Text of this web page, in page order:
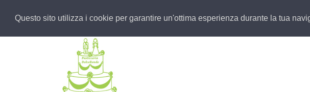
Questo sito utilizza i cookie per garantire un'ottima esperienza durante la tua